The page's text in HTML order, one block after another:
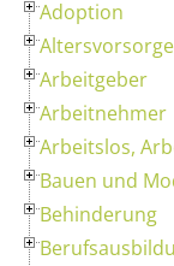
Adoption
Arbeitgeber
Arbeitnehmer
Arbeitslos,
Bauen und
Behinderung